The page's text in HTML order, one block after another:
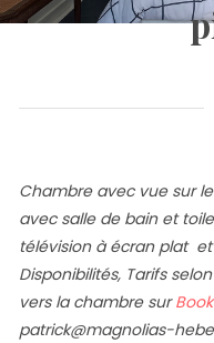
Chambre avec vue sur
avec salle de bain et
télévision à écran plat et
Disponibilités, Tarifs
vers la chambre sur
patrick@magnolias-